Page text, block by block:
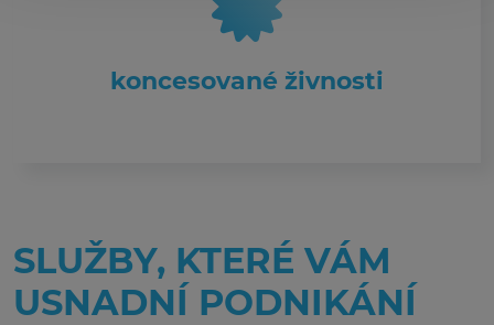
koncesované živnosti
SLUŽBY, KTERÉ VÁM
USNADNÍ PODNIKÁNÍ